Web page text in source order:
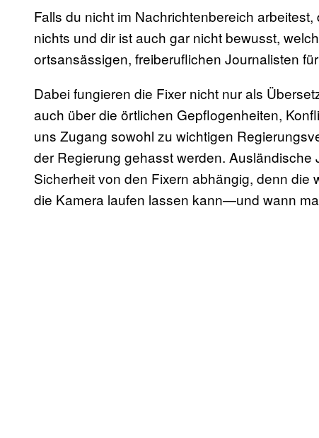
Falls du nicht im Nachrichtenbereich
nichts und dir ist auch gar nicht bewusst,
ortsansässigen, freiberuflichen Journalisten
Dabei fungieren die Fixer nicht nur als
auch über die örtlichen Gepflogenheiten,
uns Zugang sowohl zu wichtigen
der Regierung gehasst werden.
Sicherheit von den Fixern abhängig, denn
die Kamera laufen lassen kann—und wann